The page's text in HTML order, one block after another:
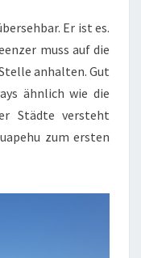
Er ist es.
muss auf die
anhalten. Gut
ähnlich wie die
Städte versteht
zum ersten